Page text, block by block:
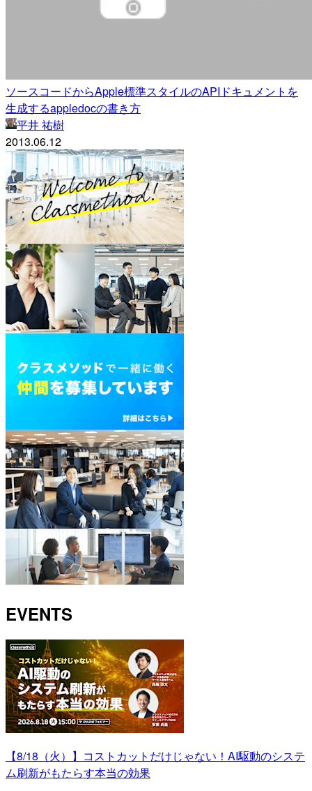
ソースコードからApple標準スタイルのAPIドキュメントを
生成するappledocの書き方
平井 祐樹
2013.06.12
EVENTS
【8/18（火）】コストカットだけじゃない！AI駆動のシステ
ム刷新がもたらす本当の効果